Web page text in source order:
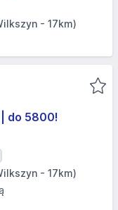
- 17km)
do 5800!
- 17km)